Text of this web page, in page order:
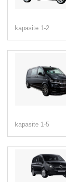
kapasite 1-2
kapasite 1-5